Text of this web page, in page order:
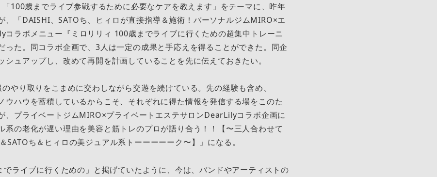
100歳までライブ参戦するために必要なケアを教えます」をテーマに、昨年
、「DAISHI、SATOち、ヒィロが直接指導＆施術！パーソナルジムMIRO×エ
コラボメニュー『ミロリリィ 100歳までライブに行くための超集中トレーニ
った。同コラボ企画で、3人は一定の成果と手応えを得ることができた。同企
シュアップし、改めて再開を計画していることを先に伝えておきたい。
やり取りをこまめに交わしながら交遊を続けている。先の経験も含め、
ウハウを蓄積しているからこそ、それぞれに得た情報を発信する場をこのた
、プライベートジムMIRO×プライベートエステサロンDearLilyコラボ企画に
系の老化が遅い理由を美容と筋トレのプロが語り合う！！【〜三人合わせて
SATOち＆ヒィロの美ジュアル系トーーーーーク〜】」になる。
でライブに行くための」と掲げていたように、今は、バンドやアーティストの